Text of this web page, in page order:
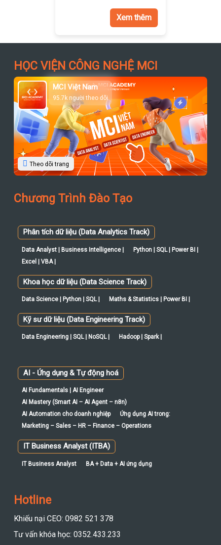
Xem thêm
HỌC VIỆN CÔNG NGHỆ MCI
MCI Việt Nam
95.7k người theo dõi
Theo dõi trang
Chương Trình Đào Tạo
Phân tích dữ liệu (Data Analytics Track)
Data Analyst | Business Intelligence |
Python | SQL | Power BI |
Excel | VBA |
Khoa học dữ liệu (Data Science Track)
Data Science | Python | SQL | Maths & Statistics | Power BI |
Kỹ sư dữ liệu (Data Engineering Track)
Data Engineering | SQL | NoSQL | Hadoop | Spark |
AI - Ứng dụng & Tự động hoá
AI Fundamentals | AI Engineer
AI Mastery (Smart AI – AI Agent – n8n)
AI Automation cho doanh nghiệp
Ứng dụng AI trong:
Marketing – Sales – HR – Finance – Operations
IT Business Analyst (ITBA)
IT Business Analyst BA + Data + AI ứng dụng
Hotline
Khiếu nại CEO: 0982 521 378
Tư vấn khóa học: 0352.433.233